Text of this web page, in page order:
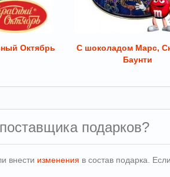
Октябрь
С шоколадом Марс,
Баунти
подарков?
внести изменения в состав подарка.